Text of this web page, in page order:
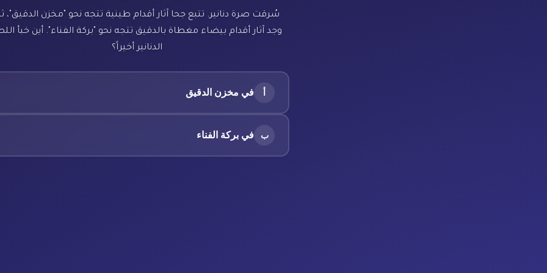
سُرقت صرة دنانير. تتبع جحا آثار أقدام طينية تتجه نحو "مخزن الدقيق"،
وجد آثار أقدام بيضاء مغطاة بالدقيق تتجه نحو "بركة الفناء". أين خبأ
الدنانير أخيراً؟
أ في مخزن الدقيق
ب في بركة الفناء